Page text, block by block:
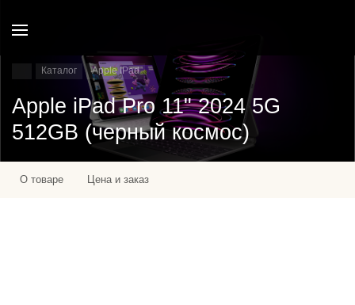
Каталог Apple IPad
Apple iPad Pro 11" 2024 5G
512GB (черный космос)
О товаре Цена и заказ